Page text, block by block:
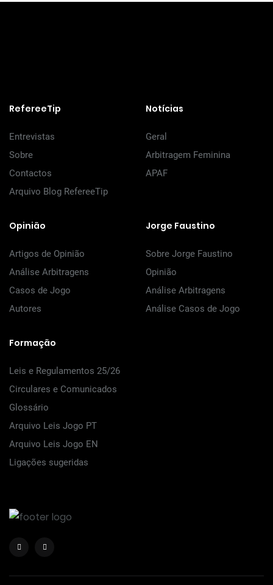
RefereeTip
Entrevistas
Sobre
Contactos
Arquivo Blog RefereeTip
Notícias
Geral
Arbitragem Feminina
APAF
Opinião
Artigos de Opinião
Análise Arbitragens
Casos de Jogo
Autores
Jorge Faustino
Sobre Jorge Faustino
Opinião
Análise Arbitragens
Análise Casos de Jogo
Formação
Leis e Regulamentos 25/26
Circulares e Comunicados
Glossário
Arquivo Leis Jogo PT
Arquivo Leis Jogo EN
Ligações sugeridas